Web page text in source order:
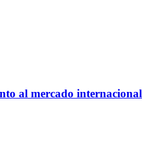
al mercado internacional